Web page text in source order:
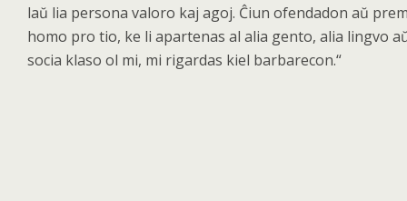
laŭ lia persona valoro kaj agoj. Ĉiun ofendadon aŭ
homo pro tio, ke li apartenas al alia gento, alia lingvo a
socia klaso ol mi, mi rigardas kiel barbarecon.“